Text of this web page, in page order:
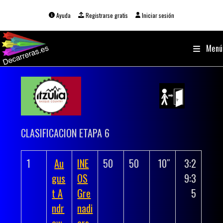
Ayuda Registrarse gratis Iniciar sesión
Menú
CLASIFICACION ETAPA 6
1
Au
gus
t A
ndr
INE
OS
Gre
nadi
50 50 10″
3:2
9:3
5